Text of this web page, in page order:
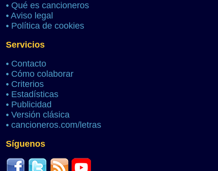
• Qué es cancioneros
• Aviso legal
• Política de cookies
Servicios
• Contacto
• Cómo colaborar
• Criterios
• Estadísticas
• Publicidad
• Versión clásica
• cancioneros.com/letras
Síguenos